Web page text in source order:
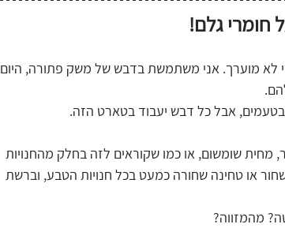
חומרי גלם!
לא מוערך. אני משתמשת בדבש של משק פתורה, היום
אבל כל דבש יעבוד בטארט הזה.
שומשום, או כמו שקוראים לזה בחלק מהחנויות
או טחינה שחורה כמעט בכל חנויות הטבע, וברשת
מהמזווה?